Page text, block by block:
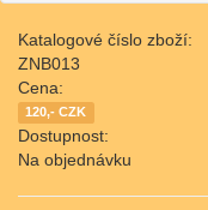
Katalogové číslo zboží:
ZNB013
Cena:
120,- CZK
Dostupnost:
Na objednávku